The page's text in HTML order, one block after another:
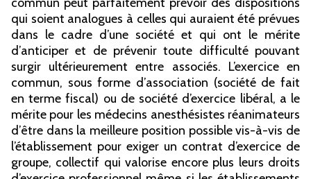
qui soient analogues à celles qui auraient été prévues
dans le cadre d’une société et qui ont le mérite
d’anticiper et de prévenir toute difficulté pouvant
surgir ultérieurement entre associés. L’exercice en
commun, sous forme d’association (société de fait
en terme fiscal) ou de société d’exercice libéral, a le
mérite pour les médecins anesthésistes réanimateurs
d’être dans la meilleure position possible vis-à-vis de
l’établissement pour exiger un contrat d’exercice de
groupe, collectif qui valorise encore plus leurs droits